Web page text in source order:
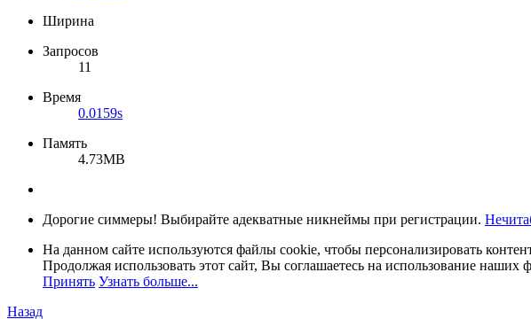
Ширина
Запросов
11
Время
0.0159s
Память
4.73MB
Дорогие симмеры! Выбирайте адекватные никнеймы при регистрации.
На данном сайте используются файлы cookie, чтобы персонализировать
Продолжая использовать этот сайт, Вы соглашаетесь на использование наших
Принять Узнать больше...
Назад